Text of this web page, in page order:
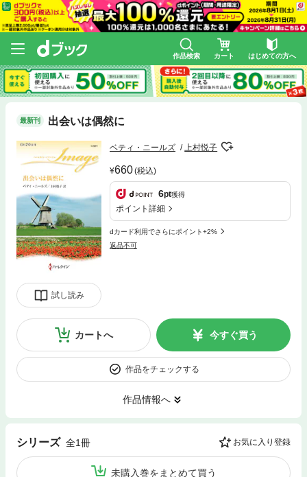
作品検索 カート はじめての方へ
最新刊 出会いは偶然に
試し読み
ベティ・ニールズ 上村悦子
660(税込)
6pt獲得
ポイント詳細
dカード利用でさらにポイント+2%
返品不可
カートへ 今すぐ買う
作品をチェックする
作品情報へ
シリーズ 全1冊 お気に入り登録
未購入巻をまとめて買う